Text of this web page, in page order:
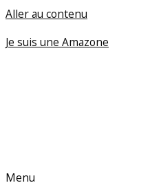
Aller au contenu
Je suis une Amazone
Menu